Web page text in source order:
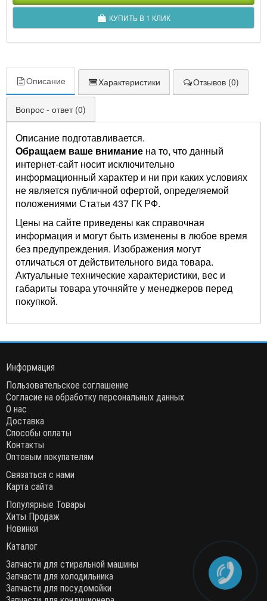
КУПИТЬ В 1 КЛИК
Описание Характеристики Отзывов (0)
Вопрос - ответ (0)
Описание подготавливается.
Обращаем ваше внимание на то, что данный
интернет-сайт носит исключительно
информационный характер и ни при каких условиях
не является публичной офертой, определяемой
положениями Статьи 437 ГК РФ.
Цены на сайте приведены как справочная
информация и могут быть изменены в любое время
без предупреждения. Изображения могут
отличаться от действительного вида товара.
Актуальные технические характеристики, вес и
габариты товара уточняйте у менеджеров перед
покупкой.
Информация
Пользовательское соглашение
Согласие на обработку персональных данных
О нас
Доставка
Способы оплаты
Контакты
Оптовым покупателям
Связаться с нами
Карта сайта
Популярные Товары
Хиты Продаж
Новинки
Каталог
Запчасти для стиральной машины
Запчасти для холодильника
Запчасти для посудомойки